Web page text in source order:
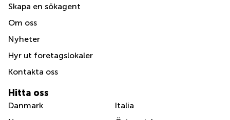
Skapa en sökagent
Om oss
Nyheter
Hyr ut foretagslokaler
Kontakta oss
Hitta oss
Danmark
Italia